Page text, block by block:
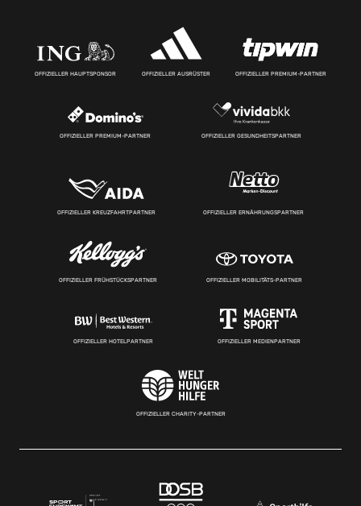
OFFIZIELLER HAUPTSPONSOR OFFIZIELLER AUSRÜSTER OFFIZIELLER PREMIUM-PARTNER
OFFIZIELLER PREMIUM-PARTNER OFFIZIELLER GESUNDHEITSPARTNER
OFFIZIELLER KREUZFAHRTPARTNER OFFIZIELLER ERNÄHRUNGSPARTNER
OFFIZIELLER FRÜHSTÜCKSPARTNER OFFIZIELLER MOBILITÄTS-PARTNER
OFFIZIELLER HOTELPARTNER OFFIZIELLER MEDIENPARTNER
OFFIZIELLER CHARITY-PARTNER